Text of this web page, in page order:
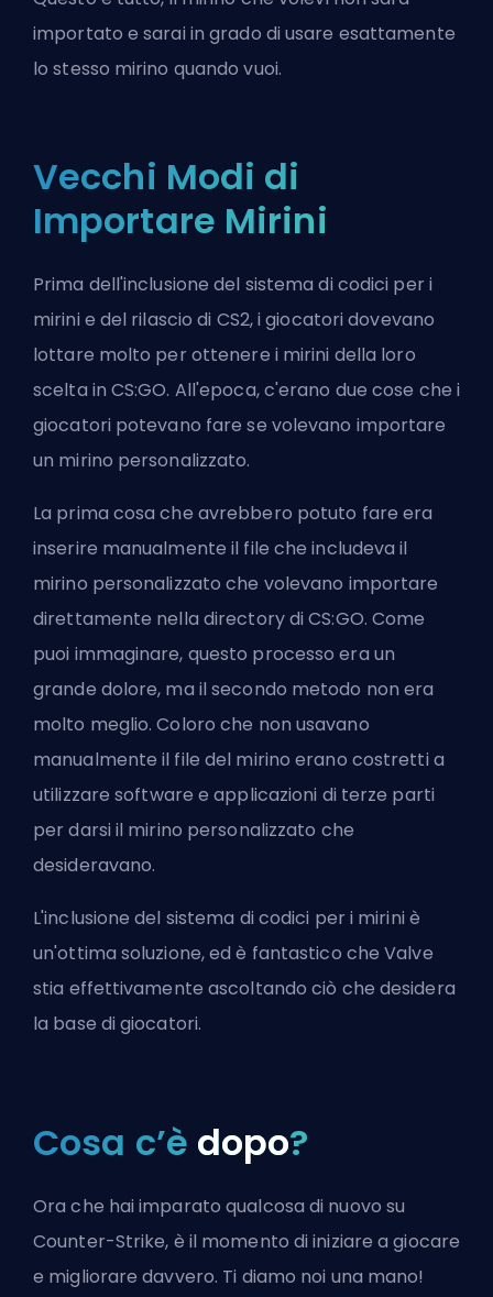
importato e sarai in grado di usare esattamente
lo stesso mirino quando vuoi.
Vecchi Modi di
Importare Mirini
Prima dell'inclusione del sistema di codici per i
mirini e del rilascio di CS2, i giocatori dovevano
lottare molto per ottenere i mirini della loro
scelta in CS:GO. All'epoca, c'erano due cose che i
giocatori potevano fare se volevano importare
un mirino personalizzato.
La prima cosa che avrebbero potuto fare era
inserire manualmente il file che includeva il
mirino personalizzato che volevano importare
direttamente nella directory di CS:GO. Come
puoi immaginare, questo processo era un
grande dolore, ma il secondo metodo non era
molto meglio. Coloro che non usavano
manualmente il file del mirino erano costretti a
utilizzare software e applicazioni di terze parti
per darsi il mirino personalizzato che
desideravano.
L'inclusione del sistema di codici per i mirini è
un'ottima soluzione, ed è fantastico cheValve
stia effettivamente ascoltando ciò che desidera
la base di giocatori.
Cosa c’è dopo?
Ora che hai imparato qualcosa di nuovo su
Counter-Strike, è il momento di iniziare a giocare
e migliorare davvero. Ti diamo noi una mano!